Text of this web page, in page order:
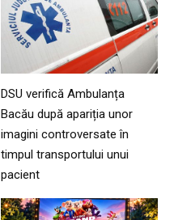
DSU verifică Ambulanța
Bacău după apariția unor
imagini controversate în
timpul transportului unui
pacient